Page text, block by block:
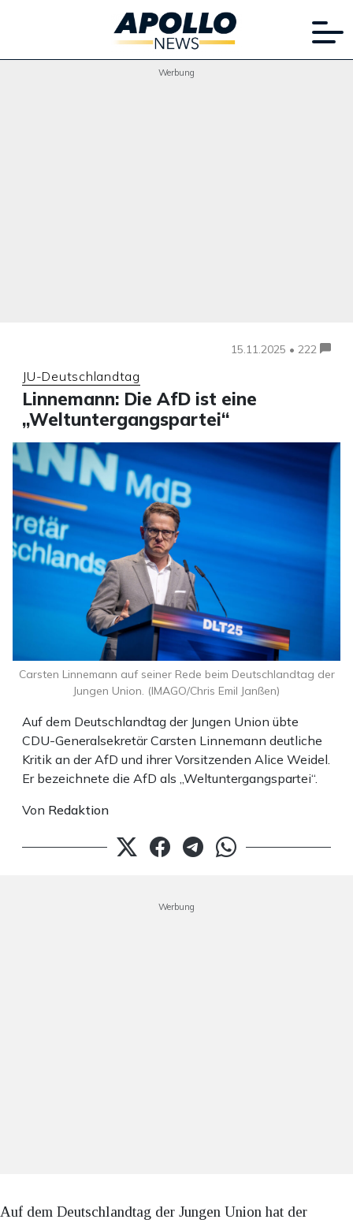
Werbung
15.11.2025 • 222
JU-Deutschlandtag
Linnemann: Die AfD ist eine
„Weltuntergangspartei“
Auf dem Deutschlandtag der Jungen Union übte
CDU-Generalsekretär Carsten Linnemann deutliche
Kritik an der AfD und ihrer Vorsitzenden Alice Weidel.
Er bezeichnete die AfD als „Weltuntergangspartei“.
Von Redaktion
Carsten Linnemann auf seiner Rede beim Deutschlandtag der
Jungen Union. (IMAGO/Chris Emil Janßen)
Werbung
Auf dem Deutschlandtag der Jungen Union hat der